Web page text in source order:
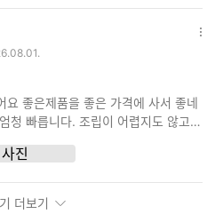
갯
수
요 좋은제품을 좋은 가격에 사서 좋네
청 빠릅니다. 조립이 어렵지도 않고
옵
더보기